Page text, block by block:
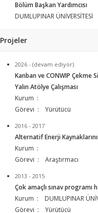
Bölüm Başkan Yardımcısı
DUMLUPINAR ÜNİVERSİTESİ
Projeler
2026 - (devam ediyor)
Kanban ve CONWIP Çekme
Yalın Atölye Çalışması
Kurum :
Görevi : Yürütücü
2016 - 2017
Alternatif Enerji
Kurum :
Görevi : Araştırmacı
2013 - 2015
Çok amaçlı sınav
Kurum : DUMLUPINAR
Görevi : Yürütücü